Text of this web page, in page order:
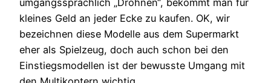
umgangssprachlich „Drohnen“, bekommt man für
kleines Geld an jeder Ecke zu kaufen. OK, wir
bezeichnen diese Modelle aus dem Supermarkt
eher als Spielzeug, doch auch schon bei den
Einstiegsmodellen ist der bewusste Umgang mit